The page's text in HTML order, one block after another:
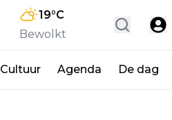
19°C
Bewolkt
Cultuur Agenda De dag